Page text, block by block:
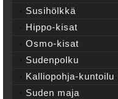
Susihölkkä
Hippo-kisat
Osmo-kisat
Sudenpolku
Kalliopohja-kuntoilu
Suden maja